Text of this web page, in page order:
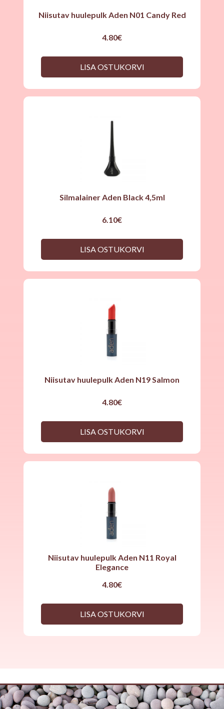
Niisutav huulepulk Aden N01 Candy Red
4.80€
LISA OSTUKORVI
Silmalainer Aden Black 4,5ml
6.10€
LISA OSTUKORVI
Niisutav huulepulk Aden N19 Salmon
4.80€
LISA OSTUKORVI
Niisutav huulepulk Aden N11 Royal
Elegance
4.80€
LISA OSTUKORVI